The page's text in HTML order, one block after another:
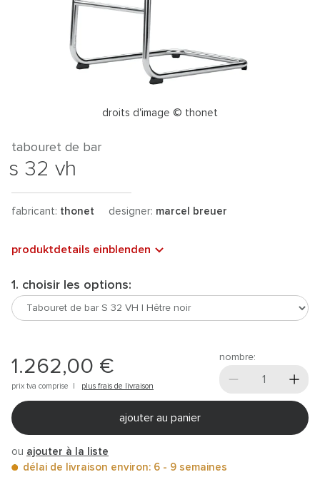
droits d'image © thonet
tabouret de bar
s 32 vh
fabricant: thonet designer: marcel breuer
produktdetails einblenden
1. choisir les options:
1.262,00 €
prix tva comprise | plus frais de livraison
nombre:
ajouter au panier
ou ajouter à la liste
délai de livraison environ: 6 - 9 semaines